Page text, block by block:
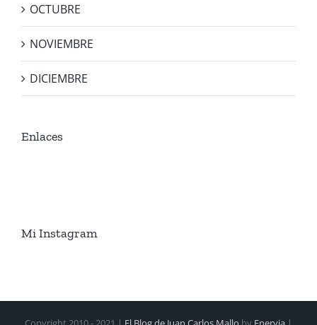
OCTUBRE
NOVIEMBRE
DICIEMBRE
Enlaces
Mi Instagram